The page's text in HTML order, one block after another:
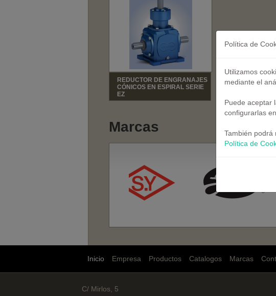
REDUCTOR DE ENGRANAJES
CÓNICOS EN ESPIRAL SERIE
EZ
Marcas
Inicio Empresa Productos Catalogos Marcas
C/ Mirlos, 5
Política de
Utilizamos
mediante el
Puede aceptar
configurarlas
También podrá
Política de